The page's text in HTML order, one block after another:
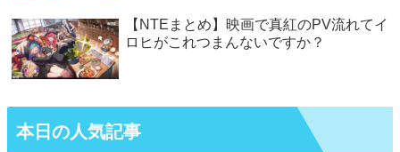
【NTEまとめ】映画で真紅のPV流れてイ
ロヒがこれつまんないですか？
本日の人気記事